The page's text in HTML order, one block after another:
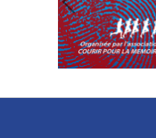
Précédent